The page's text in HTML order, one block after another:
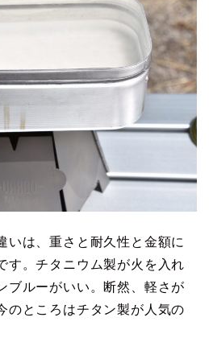
いは、重さと耐久性と金額に
す。チタニウム製が火を入れ
ブルーがいい。断然、軽さが
のところはチタン製が人気の